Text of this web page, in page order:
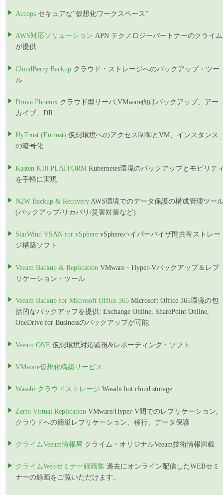
Accops セキュアな”仮想化ワークスペース”
AWS対応ソリューション APN テクノロジーパートナーのクライム
が提供
CloudBerry Backup クラウド・ストレージへのバックアップ・ツー
ル
Druva Phoenix クラウド型サーバ,VMware向けバックアップ、アー
カイブ、DR
HyTrust (Entrust) 仮想環境へのアクセス制御とVM、インスタンス
の暗号化
Kasten K10 PLATFORM Kubernetes環境のバックアップとモビリテ
を手軽に実現
N2W Backup & Recovery AWS環境でのデータ保護の構成管理ツー
(バックアップ/リカバリ/災害対策など)
StarWind VSAN for vSphere vSphereハイパーバイザ間共有ストレー
ジ構築ソフト
Veeam Backup & Replication VMware・Hyper-Vバックアップ＆レプ
リケーション・ツール
Veeam Backup for Microsoft Office 365 Microsoft Office 365環境の包
括的なバックアップを提供: Exchange Online, SharePoint Online,
OneDrive for Businessのバックアップが可能
Veeam ONE 仮想環境対応監視&レポーティング・ソフト
VMware仮想化構築サービス
Wasabi クラウドストレージ Wasabi hot cloud storage
Zerto Virtual Replication VMware/Hyper-V間でのレプリケーション,
クラウドへの簡単レプリケーション、移行、データ保護
クライムVeeam情報局 クライム・オリジナルVeeam技術情報満載
クライムWebセミナー録画集 過去にオンライン配信したWEBセミ
ナーの録画をご覧いただけます。